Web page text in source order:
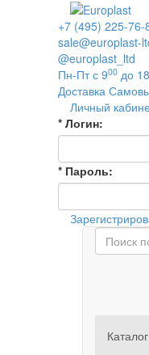
+7 (495) 225-76-
sale@europlast-
@europlast_ltd
Пн-Пт с 900 до 18
Доставка
Личный
* Логин:
* Пароль:
Каталог